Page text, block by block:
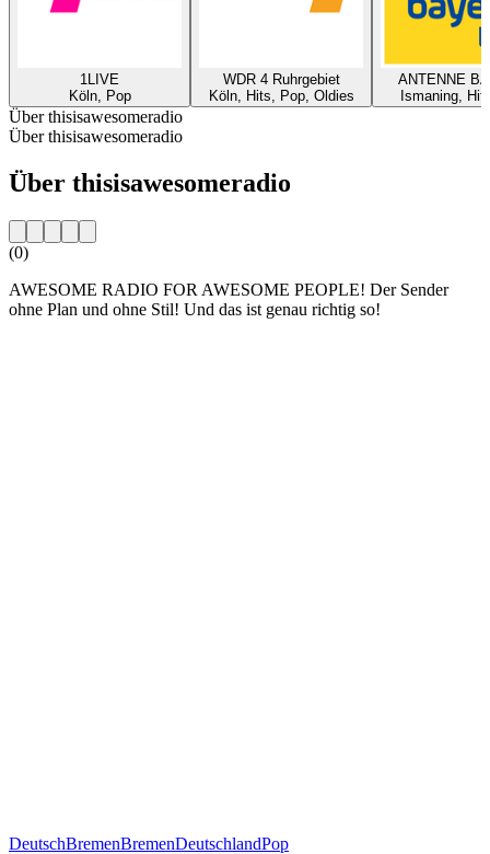
1LIVE
Köln, Pop
WDR 4 Ruhrgebiet
Köln, Hits, Pop, Oldies
ANTENNE
Ismaning,
Über thisisawesomeradio
Über thisisawesomeradio
Über thisisawesomeradio
(0)
AWESOME RADIO FOR AWESOME PEOPLE! Der Sender
ohne Plan und ohne Stil! Und das ist genau richtig so!
DeutschBremenBremenDeutschlandPop